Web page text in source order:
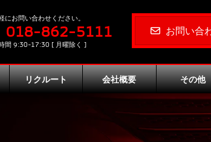
にお問い合わせください。
018-862-5111
間 9:30-17:30 [ 月曜除く ]
お問い合
リクルート 会社概要 その他